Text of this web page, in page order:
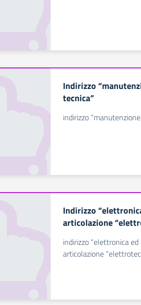
Indirizzo
tecnica”
indirizzo
Indirizzo
articolazione
indirizzo “elettronica
articolazione